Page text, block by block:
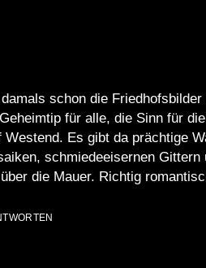
schon die
für alle, die Sinn für
Westend. Es gibt da prächtige
schmiedeeisernen
die Mauer. Richtig